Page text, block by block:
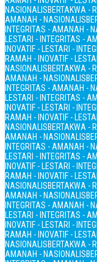
NASIONALISBERTAKWA -
AMANAH - NASIONALIS
INTEGRITAS - AMANAH -
LESTARI - INTEGRITAS -
INOVATIF - LESTARI -
RAMAH - INOVATIF -
NASIONALISBERTAKWA -
AMANAH - NASIONALIS
INTEGRITAS - AMANAH -
LESTARI - INTEGRITAS -
INOVATIF - LESTARI -
RAMAH - INOVATIF -
NASIONALISBERTAKWA -
AMANAH - NASIONALIS
INTEGRITAS - AMANAH -
LESTARI - INTEGRITAS -
INOVATIF - LESTARI -
RAMAH - INOVATIF -
NASIONALISBERTAKWA -
AMANAH - NASIONALIS
INTEGRITAS - AMANAH -
LESTARI - INTEGRITAS -
INOVATIF - LESTARI -
RAMAH - INOVATIF -
NASIONALISBERTAKWA -
AMANAH - NASIONALIS